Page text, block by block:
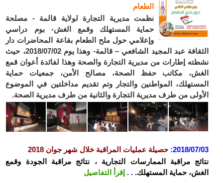
الطعام
نظمت مديرية التجارة لولاية قالمة - مصلحة
حماية المستهلك وقمع الغش- بوم دراسي
وإعلامي حول ملح الطعام بقاعة المحاضرات دار
الثقافة عبد المجيد الشافعي – قالمة- وهذا يوم 2018/07/02، حيث
نشطته إطارات من مديرية التجارة والصحة وهذا لفائدة أعوان قمع
الغش، مكاتب حفظ الصحة، مصالح الأمن، جمعيات حماية
المستهلك، المواطنين والتجار وتم تقديم مداخلتين في الموضوع
الأولى من طرف مديرية التجارة والثانية من طرف مديرية الصحة.
2018/07/03
: حصيلة عمليات المراقبة خلال شهر جوان 2018
نتائج مراقبة الممارسات التجارية ، نتائج مراقبة الجودة وقمع
الغش، حماية المستهلك. . . إقرأ التفاصيل